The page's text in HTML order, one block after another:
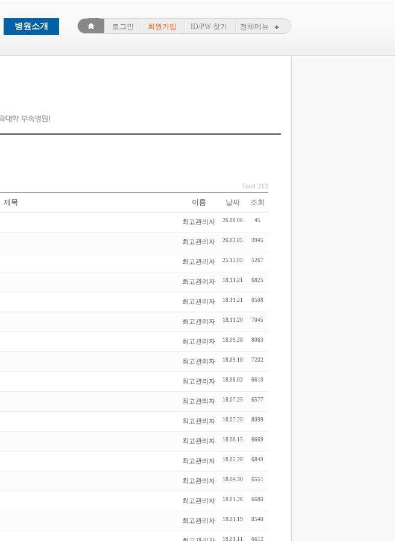
병원소개 로그인 회원가입 ID/PW 찾기 전체메뉴
Total 212
제목 이름 날짜 조회
최고관리자 26.08.06 45
최고관리자 26.02.05 3945
최고관리자 25.12.05 5267
최고관리자 18.11.21 6825
최고관리자 18.11.21 6508
최고관리자 18.11.20 7045
최고관리자 18.09.28 8063
최고관리자 18.09.18 7202
최고관리자 18.08.02 6610
최고관리자 18.07.25 6577
최고관리자 18.07.25 8099
최고관리자 18.06.15 6669
최고관리자 18.05.28 6849
최고관리자 18.04.30 6551
최고관리자 18.01.26 6680
최고관리자 18.01.19 8540
18.01.11 6612